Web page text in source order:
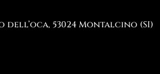
53024 Montalcino (SI)